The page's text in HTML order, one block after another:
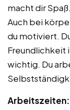
macht dir
Auch bei
du motiviert.
Freundlichkeit
wichtig. Du
Arbeitszeiten: